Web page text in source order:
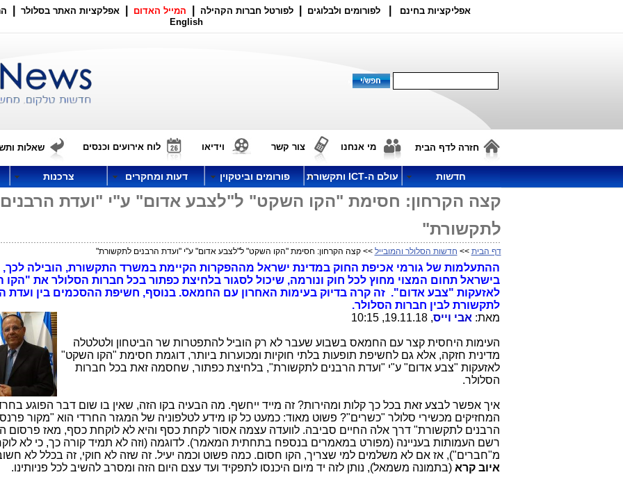
אפליקציות בחינם לפורומים ולבלוגים לפורטל חברות הקהילה המייל האדום אפלקציות האתר בסלולר
English
חזרה לדף הבית מי אנחנו צור קשר וידיאו לוח אירועים וכנסים שאלות
חדשות עולם ה-ICT ותקשורת פורומים וביטקוין דעות ומחקרים צרכנות
קצה הקרחון: חסימת "הקו השקט" ל"לצבע אדום" ע"י "ועדת הרבנים
לתקשורת"
דף הבית >> חדשות הסלולר והמובייל >> קצה הקרחון: חסימת "הקו השקט" ל"לצבע אדום" ע"י "ועדת הרבנים לתקשורת"
ההתעלמות של גורמי אכיפת החוק במדינת ישראל מההפקרות הקיימת במשרד התקשורת, הובילה
בישראל תחום המצוי מחוץ לכל חוק ונורמה, שיכול לסגור בלחיצת כפתור בכל חברות הסלולר את
לאזעקות "צבע אדום". זה קרה בדיוק בעימות האחרון עם החמאס. בנוסף, חשיפת ההסכמים בין ועדת
לתקשורת לבין חברות הסלולר.
מאת: אבי וייס, 19.11.18, 10:15
העימות היחסית קצר עם החמאס בשבוע שעבר לא רק הוביל להתפטרות שר הביטחון ולטלטלה
מדינית חזקה, אלא גם לחשיפת תופעות בלתי חוקיות ומכוערות ביותר, דוגמת חסימת "הקו השקט"
לאזעקות "צבע אדום" ע"י "ועדת הרבנים לתקשורת", בלחיצת כפתור, שחסמה זאת בכל חברות
הסלולר.
איך אפשר לבצע זאת בכל כך קלות ומהירות? זה מייד ייחשף. מה הבעיה בקו הזה, שאין בו שום דבר הפוגע
המחזיקים מכשירי סלולר "כשרים"? פשוט מאוד: כמעט כל קו מידע לטלפוניה של המגזר החרדי הוא "מקור
הרבנים לתקשורת" דרך אלה החיים סביבה. לוועדה עצמה אסור לקחת כסף והיא לא לוקחת כסף, מאז פרסום
רשם העמותות בעניינה (מפורט במאמרים בנספח בתחתית המאמר). לדוגמה (וזה לא תמיד קורה כך, כי לא
מ"חברים"), אז אם לא משלמים למי שצריך, הקו חסום. כמה פשוט וכמה יעיל. זה שזה לא חוקי, זה בכלל לא
איוב קרא (בתמונה משמאל), נותן לזה יד מיום היכנסו לתפקיד ועד עצם היום הזה ומסרב להשיב לכל פניותינו.